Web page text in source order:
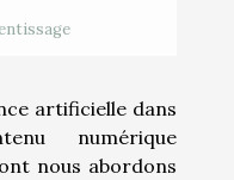
artificielle dans
numérique
nous abordons